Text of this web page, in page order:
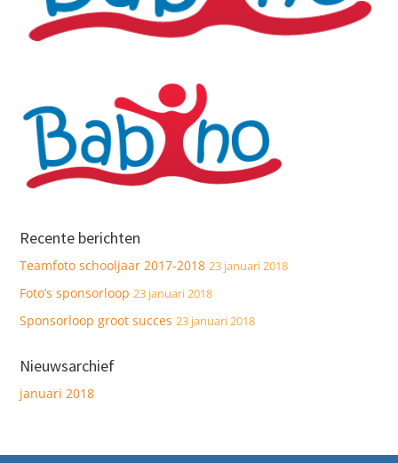
Recente berichten
Teamfoto schooljaar 2017-2018 23 januari 2018
Foto’s sponsorloop 23 januari 2018
Sponsorloop groot succes 23 januari 2018
Nieuwsarchief
januari 2018